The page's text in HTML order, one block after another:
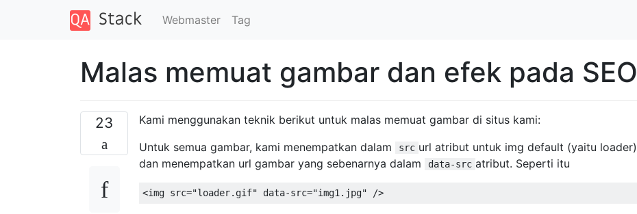
Webmaster Tag
Malas memuat gambar dan efek pada SEO
23
Kami menggunakan teknik berikut untuk malas memuat gambar di situs kami:
Untuk semua gambar, kami menempatkan dalam
src url atribut untuk img default (yaitu loader)
dan menempatkan url gambar yang sebenarnya dalam
data-src atribut. Seperti itu
<img src="loader.gif" data-src="img1.jpg" />